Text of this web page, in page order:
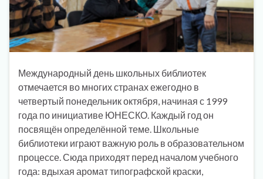
Международный день школьных библиотек
отмечается во многих странах ежегодно в
четвертый понедельник октября, начиная с 1999
года по инициативе ЮНЕСКО. Каждый год он
посвящён определённой теме. Школьные
библиотеки играют важную роль в образовательном
процессе. Сюда приходят перед началом учебного
года: вдыхая аромат типографской краски,